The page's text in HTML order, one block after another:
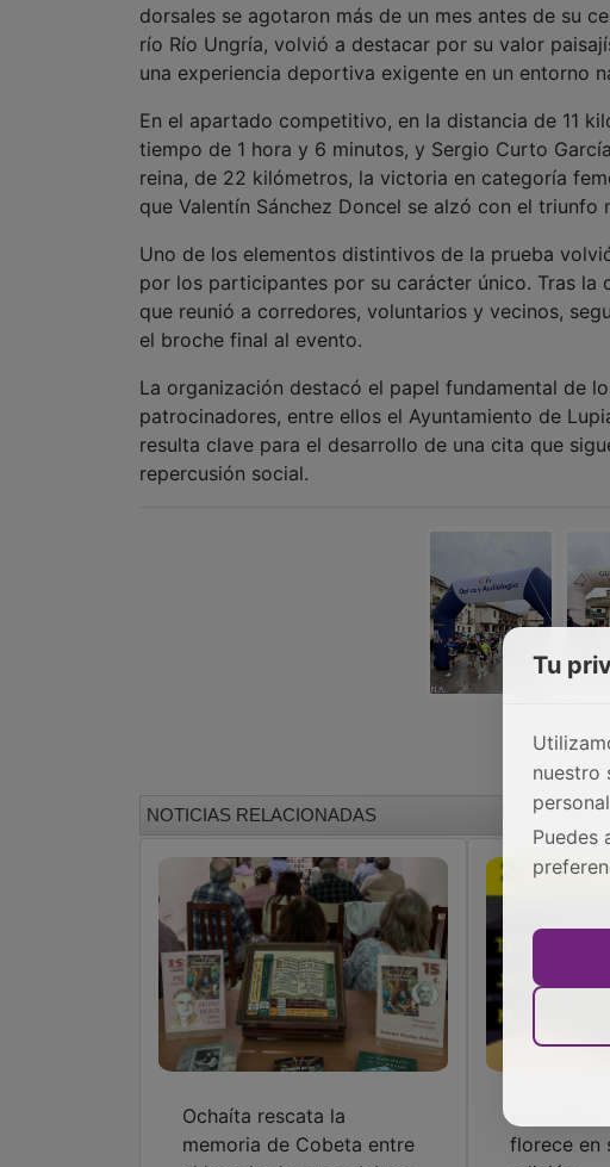
dorsales se agotaron más de un mes antes de su
río Río Ungría, volvió a destacar por su valor
una experiencia deportiva exigente en un entorno
En el apartado competitivo, en la distancia de 11
tiempo de 1 hora y 6 minutos, y Sergio Curto
reina, de 22 kilómetros, la victoria en categoría
que Valentín Sánchez Doncel se alzó con el
Uno de los elementos distintivos de la prueba
por los participantes por su carácter único. Tras
que reunió a corredores, voluntarios y vecinos,
el broche final al evento.
La organización destacó el papel fundamental de
patrocinadores, entre ellos el Ayuntamiento de
resulta clave para el desarrollo de una cita que
repercusión social.
NOTICIAS RELACIONADAS
Ochaíta rescata la
memoria de Cobeta entre
florece en
Tu
nuestro
Puedes